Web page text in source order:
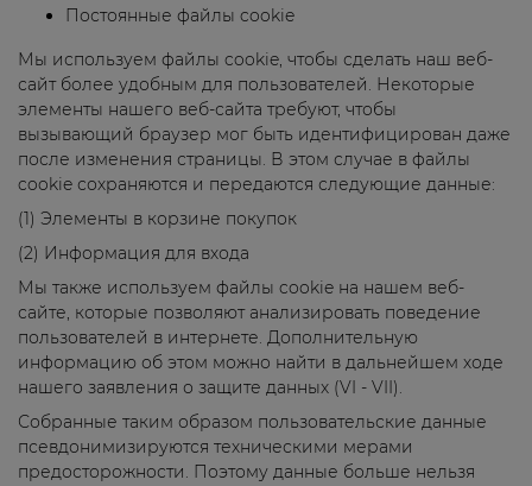
Постоянные файлы cookie
Мы используем файлы cookie, чтобы сделать наш веб-
сайт более удобным для пользователей. Некоторые
элементы нашего веб-сайта требуют, чтобы
вызывающий браузер мог быть идентифицирован даже
после изменения страницы. В этом случае в файлы
cookie сохраняются и передаются следующие данные:
(1) Элементы в корзине покупок
(2) Информация для входа
Мы также используем файлы cookie на нашем веб-
сайте, которые позволяют анализировать поведение
пользователей в интернете. Дополнительную
информацию об этом можно найти в дальнейшем ходе
нашего заявления о защите данных (VI - VII).
Собранные таким образом пользовательские данные
псевдонимизируются техническими мерами
предосторожности. Поэтому данные больше нельзя